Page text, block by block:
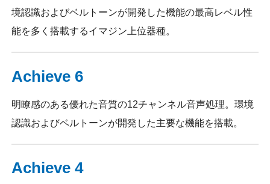
境認識およびベルトーンが開発した機能の最高レベル性
能を多く搭載するイマジン上位器種。
Achieve 6
明瞭感のある優れた音質の12チャンネル音声処理。環境
認識およびベルトーンが開発した主要な機能を搭載。
Achieve 4